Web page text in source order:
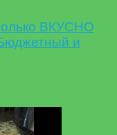
ВКУСНО
и